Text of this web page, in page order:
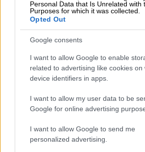
Personal Data that Is Unrelated with
Purposes for which it was collected.
Opted Out
Google consents
I want to allow Google to enable
related to advertising like cookies on
device identifiers in apps.
I want to allow my user data to be
Google for online advertising
I want to allow Google to send me
personalized advertising.
Μία κοπέλα,που ψώνιζε
από το περίπτερο
φορτηγό κατευθυνόταν προς
βρίσκεται και με μία γρήγορη
κατάφερε να το αποφύγει.
Μέσα στο περίπτερο
υπάλληλος, ο οποίος δεν
πρόσκρουση του φορτηγού.
σημειώθηκαν σοβαρές ζημιές.